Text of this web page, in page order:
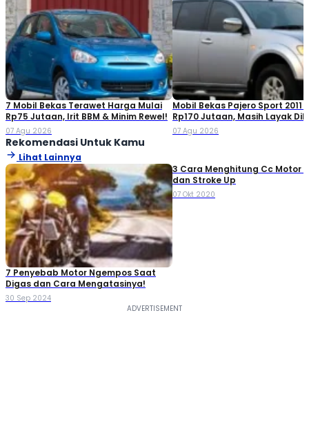
7 Mobil Bekas Terawet Harga Mulai
Rp75 Jutaan, Irit BBM & Minim Rewel!
07 Agu 2026
Mobil Bekas Pajero Sport 2011
Rp170 Jutaan, Masih Layak
07 Agu 2026
Rekomendasi Untuk Kamu
Lihat Lainnya
7 Penyebab Motor Ngempos Saat
Digas dan Cara Mengatasinya!
30 Sep 2024
3 Cara Menghitung Cc Motor
dan Stroke Up
07 Okt 2020